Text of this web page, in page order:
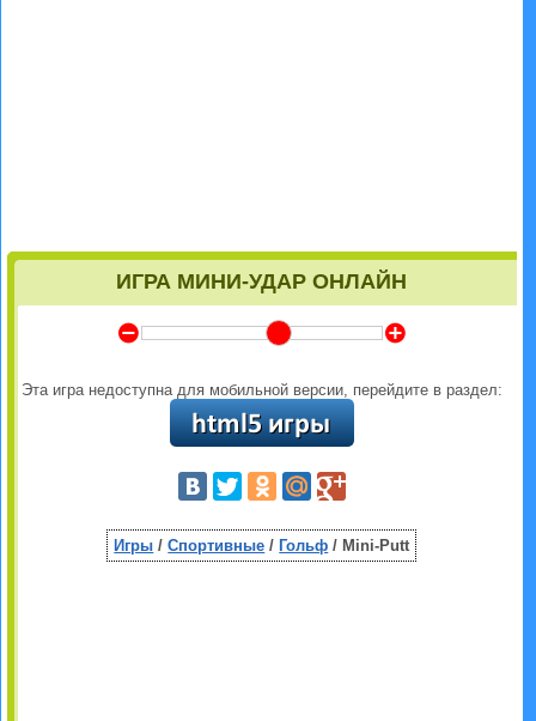
ИГРА МИНИ-УДАР ОНЛАЙН
Y Z
Эта игра недоступна для мобильной версии, перейдите в раздел:
Игры /Спортивные / Гольф / Mini-Putt